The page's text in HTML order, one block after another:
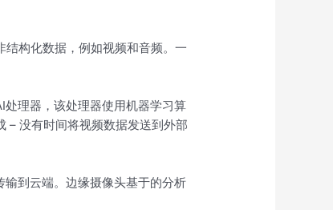
构化数据，例如视频和音频。一
理器，该处理器使用机器学习算
– 没有时间将视频数据发送到外部
到云端。边缘摄像头基于的分析